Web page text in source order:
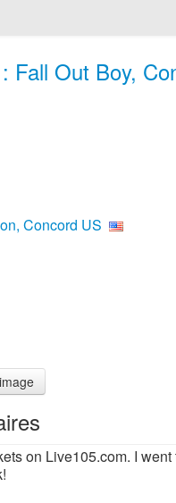
Fall Out Boy,
Concord US
on Live105.com. I